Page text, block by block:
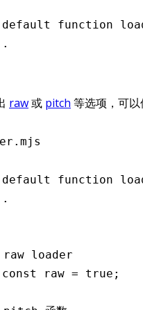
default function
raw或 pitch 等选项，可以
default function
loader
const raw = true ;